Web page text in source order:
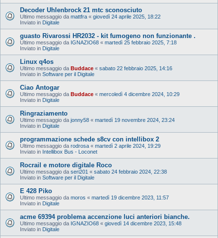
Decoder Uhlenbrock 21 mtc sconosciuto
Ultimo messaggio da mattfra « giovedì 24 aprile 2025, 18:22
Inviato in Digitale
guasto Rivarossi HR2032 - kit fumogeno non funzionante .
Ultimo messaggio da IGNAZIO68 « martedì 25 febbraio 2025, 7:18
Inviato in Digitale
Linux q4os
Ultimo messaggio da Buddace « sabato 22 febbraio 2025, 14:16
Inviato in Software per il Digitale
Ciao Antogar
Ultimo messaggio da Buddace « mercoledì 4 dicembre 2024, 10:29
Inviato in Digitale
Ringraziamento
Ultimo messaggio da jonny58 « martedì 19 novembre 2024, 23:24
Inviato in Digitale
programmazione schede s8cv con intellibox 2
Ultimo messaggio da rodrosa « martedì 2 aprile 2024, 19:29
Inviato in Intellibox Bus - Loconet
Rocrail e motore digitale Roco
Ultimo messaggio da seri201 « sabato 24 febbraio 2024, 22:38
Inviato in Software per il Digitale
E 428 Piko
Ultimo messaggio da moros « martedì 19 dicembre 2023, 11:57
Inviato in Digitale
acme 69394 problema accenzione luci anteriori bianche.
Ultimo messaggio da IGNAZIO68 « giovedì 14 dicembre 2023, 15:48
Inviato in Digitale